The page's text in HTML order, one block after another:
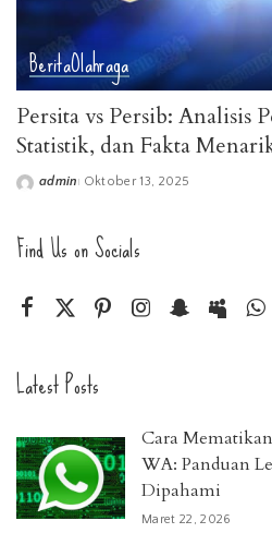
BeritaOlahraga
Persita vs Persib: Analisis
Statistik, dan Fakta
Posted
admin Oktober 13, 2025
Find Us on Socials
Latest Posts
Cara
WA: Panduan
Dipahami
Maret 22, 2026